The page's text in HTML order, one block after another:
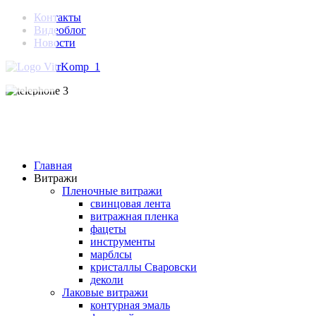
Контакты
Видеоблог
Новости
Главная
Витражи
Пленочные витражи
свинцовая лента
витражная пленка
фацеты
инструменты
марблсы
кристаллы Сваровски
деколи
Лаковые витражи
контурная эмаль